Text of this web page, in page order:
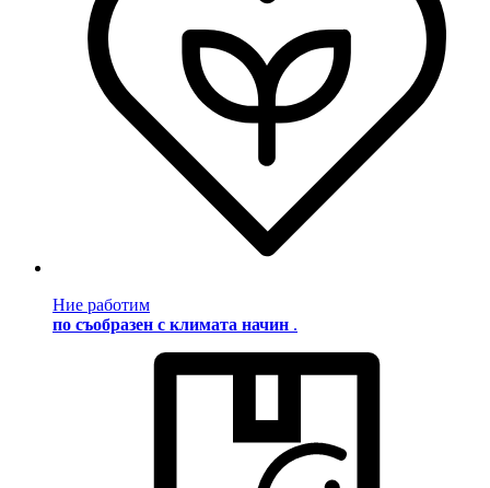
Ние работим
по съобразен с климата начин .